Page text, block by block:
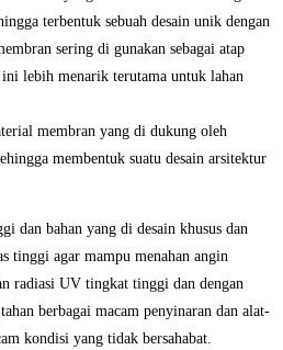
terbentuk sebuah desain unik dengan
sering di gunakan sebagai atap
lebih menarik terutama untuk lahan
membran yang di dukung oleh
membentuk suatu desain arsitektur
dan bahan yang di desain khusus dan
tinggi agar mampu menahan angin
radiasi UV tingkat tinggi dan dengan
berbagai macam penyinaran dan alat-
kondisi yang tidak bersahabat.